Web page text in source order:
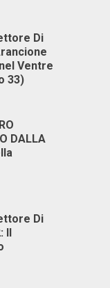
Di
Ventre
33)
DALLA
Di
Il